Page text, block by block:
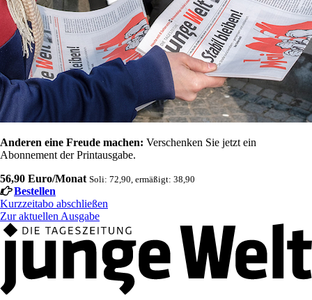
Anderen eine Freude machen: Verschenken Sie jetzt ein
Abonnement der Printausgabe.
56,90 Euro/Monat Soli: 72,90, ermäßigt: 38,90
Bestellen
Kurzzeitabo abschließen
Zur aktuellen Ausgabe